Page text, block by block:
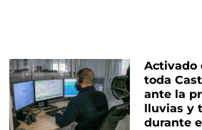
Activado
toda
ante la
lluvias y
durante